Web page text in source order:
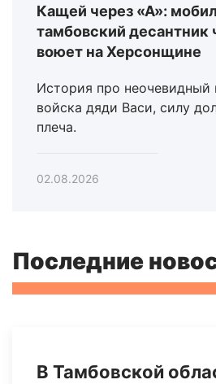
Кащей через «А»:
тамбовский десантник
воюет на Херсонщине
История про неочевидный
войска дяди Васи, силу
плеча.
02.08.2026
Последние
В Тамбовской